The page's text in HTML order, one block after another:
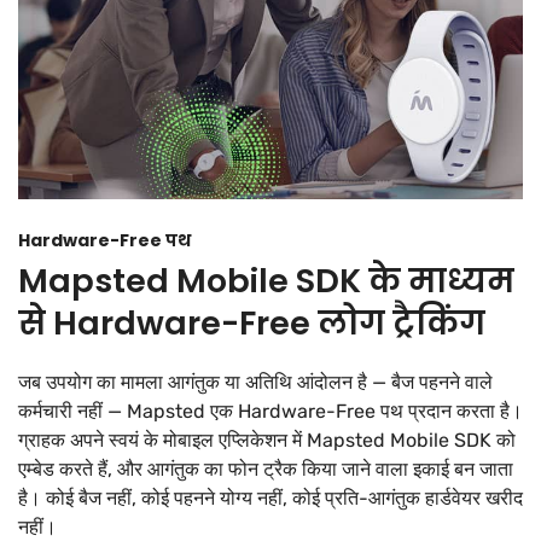
Hardware-Free पथ
Mapsted Mobile SDK के माध्यम
से Hardware-Free लोग ट्रैकिंग
जब उपयोग का मामला आगंतुक या अतिथि आंदोलन है — बैज पहनने वाले
कर्मचारी नहीं — Mapsted एक Hardware-Free पथ प्रदान करता है।
ग्राहक अपने स्वयं के मोबाइल एप्लिकेशन में Mapsted Mobile SDK को
एम्बेड करते हैं, और आगंतुक का फोन ट्रैक किया जाने वाला इकाई बन जाता
है। कोई बैज नहीं, कोई पहनने योग्य नहीं, कोई प्रति-आगंतुक हार्डवेयर खरीद
नहीं।